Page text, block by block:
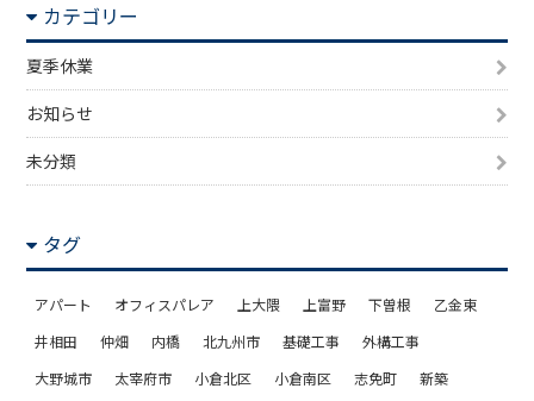
カテゴリー
夏季休業
お知らせ
未分類
タグ
アパート オフィスパレア 上大隈 上富野 下曽根
乙金東
井相田
仲畑 内橋 北九州市 基礎工事
外構工事
大野城市
太宰府市 小倉北区 小倉南区 志免町
新築